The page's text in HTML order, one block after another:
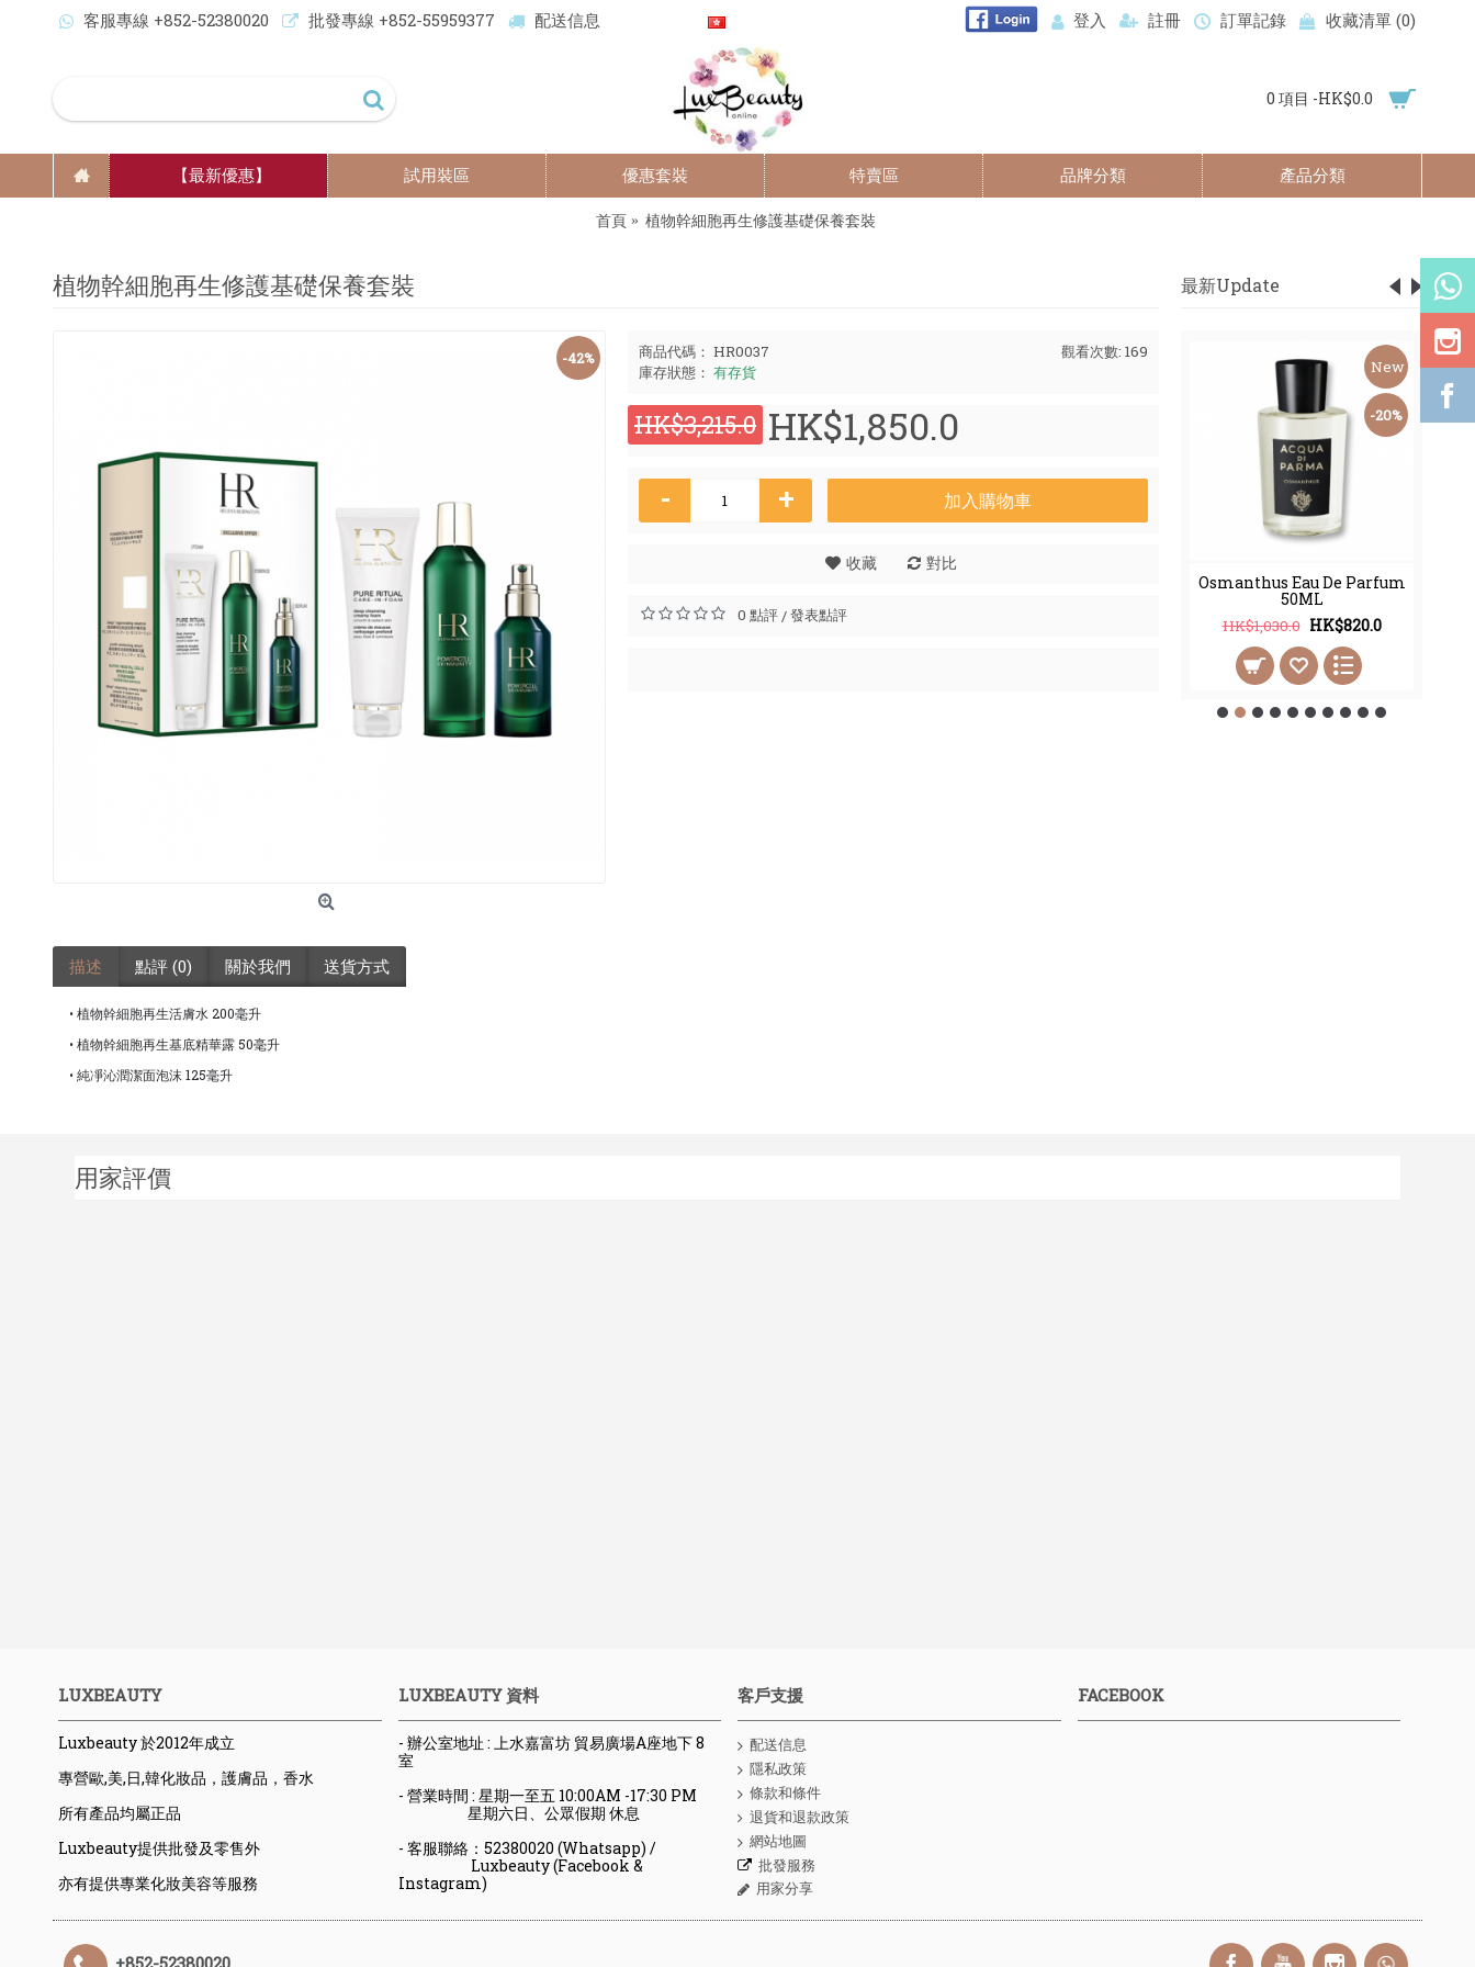
客服專線 +852-52380020 批發專線 +852-55959377 配送信息 登入 註冊 訂單記錄 收藏清單 (0)
0 項目 -HK$0.0
【最新優惠】 試用裝區 優惠套裝 特賣區 品牌分類 產品分類
首頁 植物幹細胞再生修護基礎保養套裝
最新Update
New
-20%
Osmanthus Eau De Parfum
50ML
HK$1,030.0 HK$820.0
植物幹細胞再生修護基礎保養套裝
-42% 觀看次數: 169
商品代碼： HR0037
庫存狀態： 有存貨
HK$3,215.0 HK$1,850.0
- + 加入購物車
收藏 對比
0 點評/發表點評
描述 點評 (0) 關於我們 送貨方式
• 植物幹細胞再生活膚水 200毫升
• 植物幹細胞再生基底精華露 50毫升
• 純凈沁潤潔面泡沫 125毫升
用家評價
LUXBEAUTY
Luxbeauty 於2012年成立
專營歐,美,日,韓化妝品，護膚品，香水
所有產品均屬正品
Luxbeauty提供批發及零售外
亦有提供專業化妝美容等服務
LUXBEAUTY 資料
- 辦公室地址 : 上水嘉富坊 貿易廣場A座地下 8
室
- 營業時間 : 星期一至五 10:00AM -17:30 PM
星期六日、公眾假期 休息
- 客服聯絡：52380020 (Whatsapp) /
Luxbeauty (Facebook &
Instagram)
客戶支援
配送信息
隱私政策
條款和條件
退貨和退款政策
網站地圖
批發服務
用家分享
FACEBOOK
+852-52380020